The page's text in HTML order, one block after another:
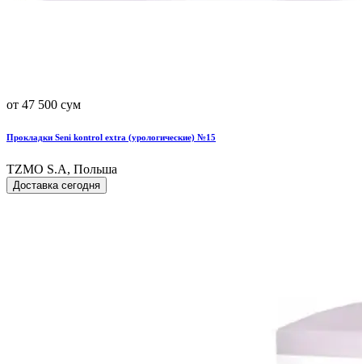
от 47 500 сум
Прокладки Seni kontrol extra (урологические) №15
TZMO S.A, Польша
Доставка сегодня